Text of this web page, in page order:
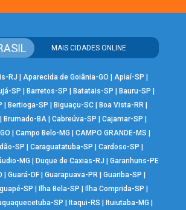
MAIS CIDADES ONLINE
RJ Aparecida de Goiânia-GO Apiaí-SP
SP Barretos-SP Batatais-SP Bauru-SP
Bertioga-SP Biguaçu-SC Boa Vista-RR
Brumado-BA| Cabreúva-SP Cajamar-SP
|Campo Belo-MG |CAMPO GRANDE-MS
SP
Caraguatatuba-SP Cardoso-SP
MG Duque de Caxias-RJ
Garanhuns-PE
Guará-DF| Guarapuava-PR| Guariba-SP
Iguapé-SP Ilha Bela-SP Ilha Comprida-SP
SP Itaqui-RS Ituiutaba-MG